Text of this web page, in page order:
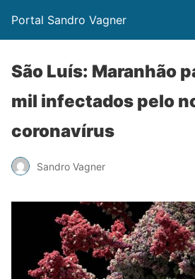
Portal Sandro Vagner
São Luís: Maranhão
mil infectados pelo
coronavírus
Sandro Vagner